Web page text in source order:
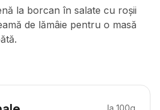
la borcan în salate cu roșii
de lămâie pentru o masă
la 100g